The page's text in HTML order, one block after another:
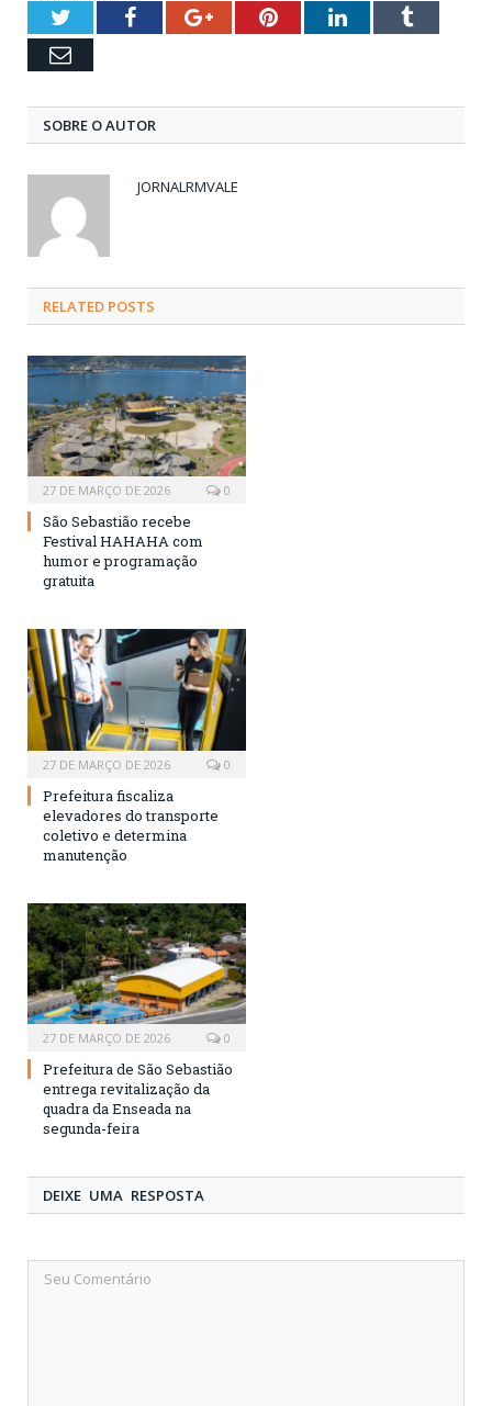
TwitterFacebookGoogle+PinterestLinkedInTumblr
Email
SOBRE O AUTOR
JORNALRMVALE
RELATED POSTS
27 DE MARÇO DE 2026 0
São Sebastião recebe
Festival HAHAHA com
humor e programação
gratuita
27 DE MARÇO DE 2026 0
Prefeitura fiscaliza
elevadores do transporte
coletivo e determina
manutenção
27 DE MARÇO DE 2026 0
Prefeitura de São Sebastião
entrega revitalização da
quadra da Enseada na
segunda-feira
DEIXE UMA RESPOSTA